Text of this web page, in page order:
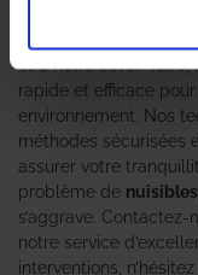
expert en
et à notre savoir-faire,
rapide et efficace
environnement. Nos
méthodes sécurisées
assurer votre
problème de nuisibles
s’aggrave.
notre service
interventions,